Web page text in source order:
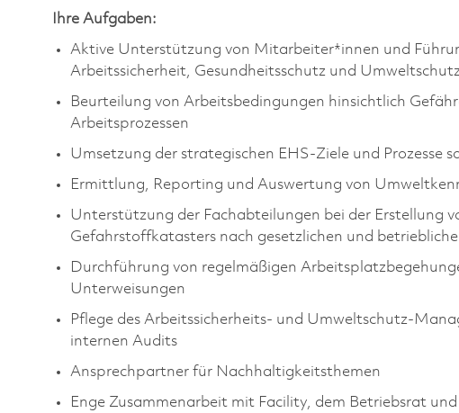
Ihre Aufgaben:
Aktive Unterstützung von Mitarbeiter*innen und
Arbeitssicherheit, Gesundheitsschutz und
Beurteilung von Arbeitsbedingungen hinsichtlich
Arbeitsprozessen
Umsetzung der strategischen EHS-Ziele und Prozesse
Ermittlung, Reporting und Auswertung von
Unterstützung der Fachabteilungen bei der Erstellung
Gefahrstoffkatasters nach gesetzlichen und
Durchführung von regelmäßigen
Unterweisungen
Pflege des Arbeitssicherheits- und Umweltschutz-
internen Audits
Ansprechpartner für Nachhaltigkeitsthemen
Enge Zusammenarbeit mit Facility, dem Betriebsrat